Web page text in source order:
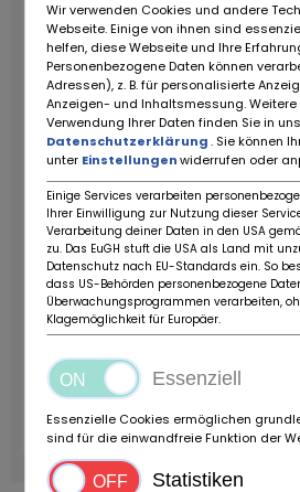
Wir verwenden Cookies und andere
Webseite. Einige von ihnen sind
helfen, diese Webseite und Ihre
Personenbezogene Daten können
Adressen), z. B. für personalisierte
Anzeigen- und Inhaltsmessung.
Verwendung Ihrer Daten finden Sie in
Datenschutzerklärung. Sie können
unter Einstellungenwiderrufen oder
Einige Services verarbeiten
Ihrer Einwilligung zur Nutzung dieser
Verarbeitung deiner Daten in den USA
zu. Das EuGH stuft die USA als Land mit
Datenschutz nach EU-Standards ein. So
dass US-Behörden personenbezogene
Überwachungsprogrammen verarbeiten,
Klagemöglichkeit für Europäer.
Essenziell
Essenzielle Cookies ermöglichen
sind für die einwandfreie Funktion der
Statistiken